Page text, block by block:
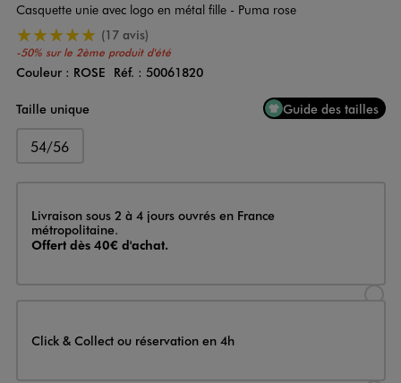
Casquette unie avec logo en métal fille - Puma rose
-50% sur le 2ème produit d'été
5/5 de moyenne(17 avis)
Couleur
Couleur : ROSE Réf. : 50061820
Taille unique
Guide des tailles
54/56
Livraison
Livraison sous 2 à 4 jours ouvrés en France
métropolitaine.
Offert dès 40€ d'achat.
Click & Collect ou réservation en 4h